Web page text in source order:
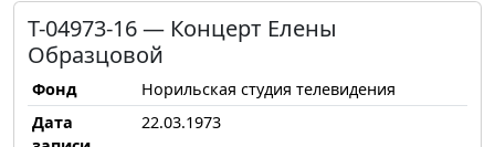
Т-04973-16 — Концерт Елены
Образцовой
Фонд
Норильская студия телевидения
Дата
22.03.1973